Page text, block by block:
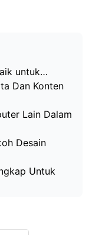
untuk…
Dan Konten
Lain Dalam
Desain
Untuk